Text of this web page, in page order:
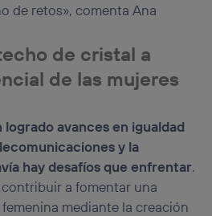
de retos», comenta Ana
de cristal a
de las mujeres
logrado avances en igualdad
y la
hay desafíos que enfrentar.
a fomentar una
mediante la creación